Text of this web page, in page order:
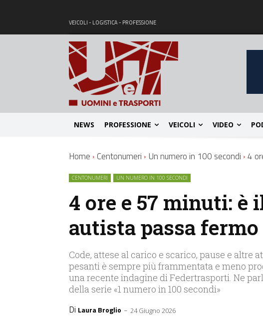
VEICOLI - LOGISTICA - PROFESSIONE
NEWS PROFESSIONE VEICOLI VIDEO
Home Centonumeri Un numero in 100 secondi 4
CENTONUMERI UN NUMERO IN 100 SECONDI
4 ore e 57 minuti: è
autista passa
Code, attese al carico e scarico, pause e altre
pesanti è sempre più frammentata e meno
una recente indagine di Federtrasporti. Ne
della serie «1 numero in 100 secondi»
Di Laura Broglio - 24 Giugno 2026